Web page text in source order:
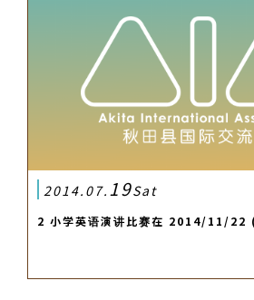
2014.07. 19Sat
2 小学英语演讲比赛在 2014/11/22